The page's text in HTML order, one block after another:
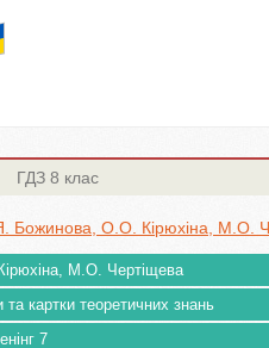
ГДЗ 8 клас
Божинова, О.О. Кірюхіна, М.О.
М.О. Чертіщева
та картки теоретичних знань
7